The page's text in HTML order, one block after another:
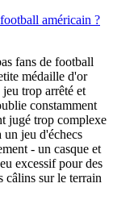
américain ?
fans de football
médaille d'or
trop arrêté et
constamment
jugé trop complexe
un jeu d'échecs
- un casque et
excessif pour des
câlins sur le terrain